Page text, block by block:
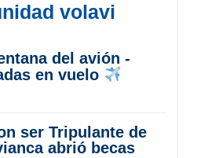
volavi
del avión -
en vuelo
ser Tripulante de
abrió becas